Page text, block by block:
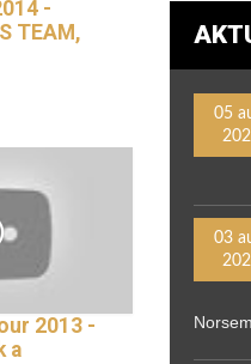
-
TEAM,
2013 -
a
05
03